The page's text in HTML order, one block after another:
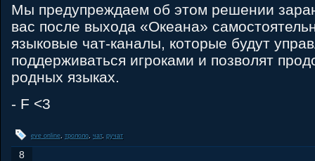
Мы предупреждаем об этом решении
вас после выхода «Океана»
языковые чат-каналы, которые будут
поддерживаться игроками и позволят
родных языках.
- F <3
eve online, трололо, чат, ручат
8